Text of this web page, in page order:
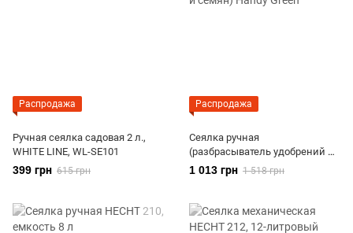
Распродажа
Ручная сеялка садовая 2 л.,
WHITE LINE, WL-SE101
399 грн 615 грн
Распродажа
Сеялка ручная
(разбрасыватель удобрений и
семян) Handy Green
1 013 грн 1 518 грн